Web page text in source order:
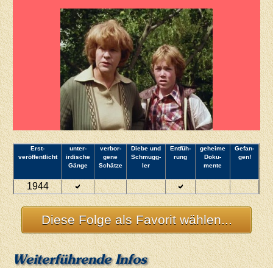
Erst­
veröffentlicht
unter­
irdische
Gänge
verbor­
gene
Schätze
Diebe und
Schmugg­
ler
Entfüh­
rung
geheime
Doku­
mente
Gefan­
gen!
1944
Weiterführende Infos